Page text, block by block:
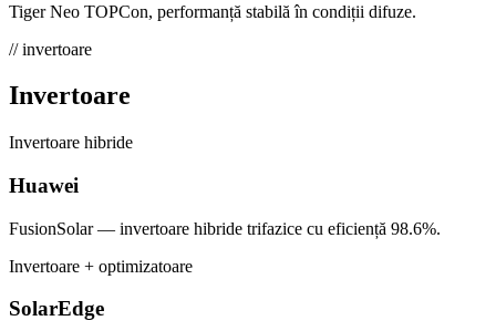
Tiger Neo TOPCon, performanță stabilă în condiții difuze.
// invertoare
Invertoare
Invertoare hibride
Huawei
FusionSolar — invertoare hibride trifazice cu eficiență 98.6%.
Invertoare + optimizatoare
SolarEdge